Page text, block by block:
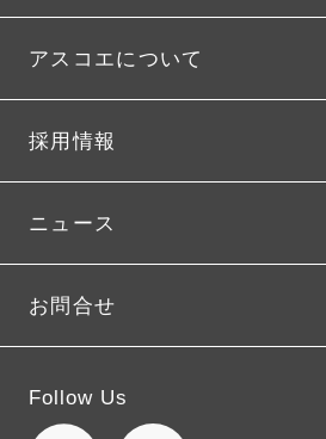
アスコエについて
採用情報
ニュース
お問合せ
Follow Us